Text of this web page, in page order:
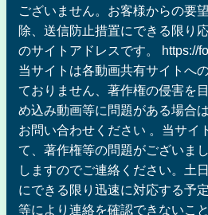
ございません。お客様からの要
除、送信防止措置にできる限り
のサイトアドレスです。 https://
当サイトは各動画共有サイトへ
ておりません、著作権の侵害を
め込み動画等に問題がある場合
お問い合わせください 。当サイ
て、著作権等の問題がございま
しますのでご連絡ください。土
にできる限り迅速に対応する予
等により連絡を確認できないこ